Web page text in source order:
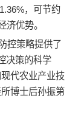
，可节约
济优势。
控策略提供了
决策的科学
代农业产业技
博士后孙振第